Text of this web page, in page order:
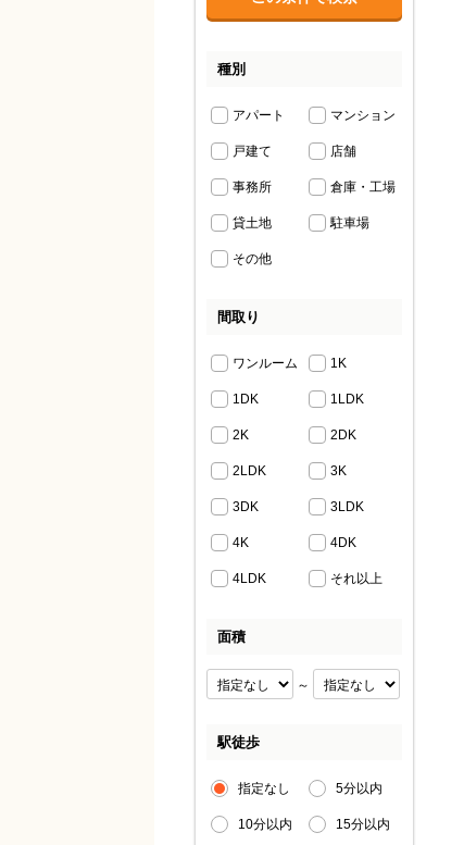
種別
アパート マンション
戸建て 店舗
事務所 倉庫・工場
貸土地 駐車場
その他
間取り
ワンルーム 1K
1DK 1LDK
2K 2DK
2LDK 3K
3DK 3LDK
4K 4DK
4LDK それ以上
面積
～
駅徒歩
指定なし 5分以内
10分以内 15分以内